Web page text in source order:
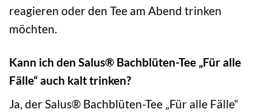
reagieren oder den Tee am Abend trinken
möchten.
Kann ich den Salus® Bachblüten-Tee „Für alle
Fälle“ auch kalt trinken?
Ja, der Salus® Bachblüten-Tee „Für alle Fälle“